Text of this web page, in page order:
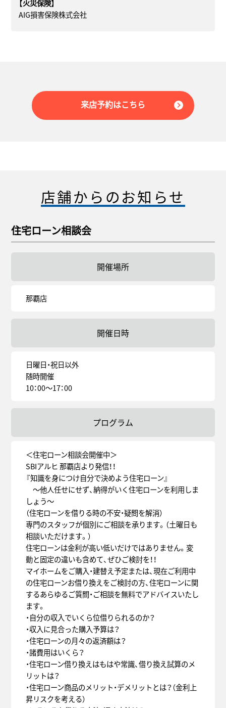
【火災保険】
AIG損害保険株式会社
来店予約はこちら
店舗からのお知らせ
住宅ローン相談会
開催場所
那覇店
開催日時
日曜日・祝日以外
随時開催
10：00～17：00
プログラム
＜住宅ローン相談会開催中＞
SBIアルヒ 那覇店より発信！！
『知識を身につけ自分で決めよう住宅ローン』
～他人任せにせず、納得がいく住宅ローンを利用しま
しょう～
（住宅ローンを借りる時の不安・疑問を解消）
専門のスタッフが個別にご相談を承ります。（土曜日も
相談いただけます。）
住宅ローンは金利が高い低いだけではありません。変
動と固定の違いも含めて、ぜひご検討を！！
マイホームをご購入・建替え予定または、現在ご利用中
の住宅ローンお借り換えをご検討の方、住宅ローンに関
するあらゆるご質問・ご相談を無料でアドバイスいたし
ます。
・自分の収入でいくら位借りられるのか？
・収入に見合った購入予算は？
・住宅ローンの月々の返済額は？
・諸費用はいくら？
・住宅ローン借り換えはもはや常識、借り換え試算のメ
リットは？
・住宅ローン商品のメリット・デメリットとは？（金利上
昇リスクを考える）